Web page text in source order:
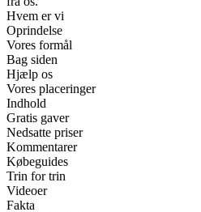
Hvem er vi
Oprindelse
Vores formål
Bag siden
Hjælp os
Vores placeringer
Indhold
Gratis gaver
Nedsatte priser
Kommentarer
Købeguides
Trin for trin
Videoer
Fakta